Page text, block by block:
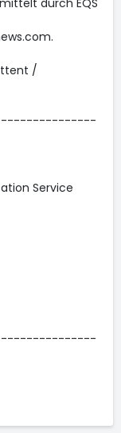
durch EQS
/
Service